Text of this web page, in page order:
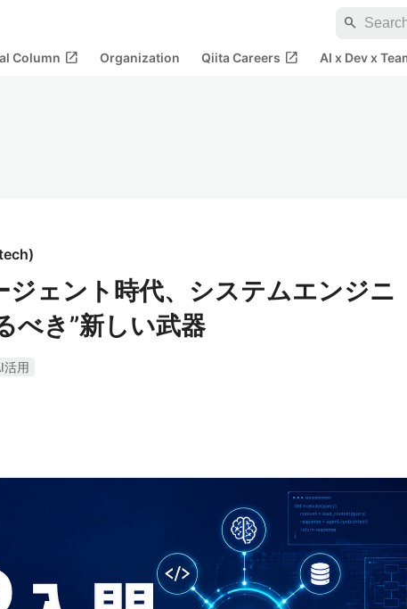
search
Column open_in_new Organization Qiita Careers open_in_new AI x Dev x
)
ジェント時代、システムエンジニ
べき”新しい武器
活用